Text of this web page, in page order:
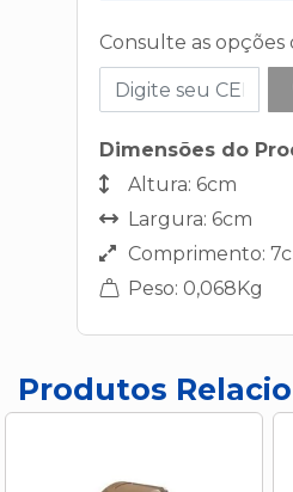
Consulte as
Dimensões do
Altura: 6cm
Largura: 6cm
Comprimento:
Peso: 0,068Kg
Produtos